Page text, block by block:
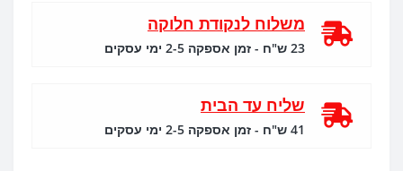
משלוח לנקודת חלוקה
23 ש"ח - זמן אספקה 2-5 ימי עסקים
שליח עד הבית
41 ש"ח - זמן אספקה 2-5 ימי עסקים